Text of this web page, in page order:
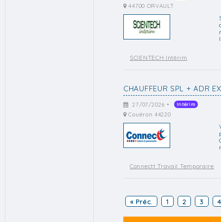
44700 ORVAULT
SCIENTECH Intérim
CHAUFFEUR SPL + ADR
27/07/2026 • Intérim
Couëron 44220
Connectt Travail Temporaire
« Préc. 1 2 3 4